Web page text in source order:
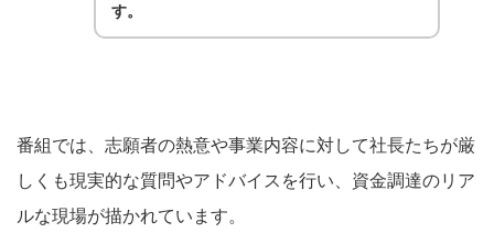
す。
番組では、志願者の熱意や事業内容に対して社長たちが厳
しくも現実的な質問やアドバイスを行い、資金調達のリア
ルな現場が描かれています。